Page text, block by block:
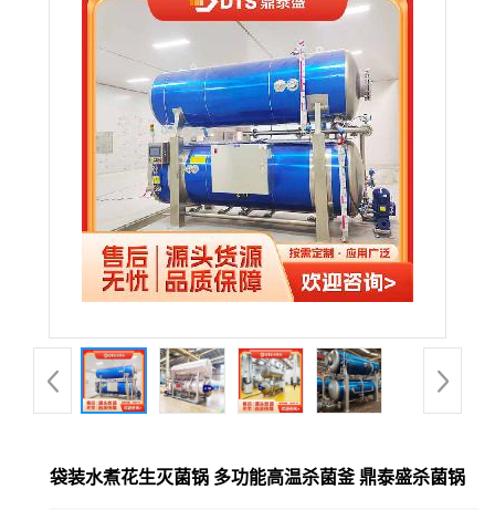
袋装水煮花生灭菌锅 多功能高温杀菌釜 鼎泰盛杀菌锅